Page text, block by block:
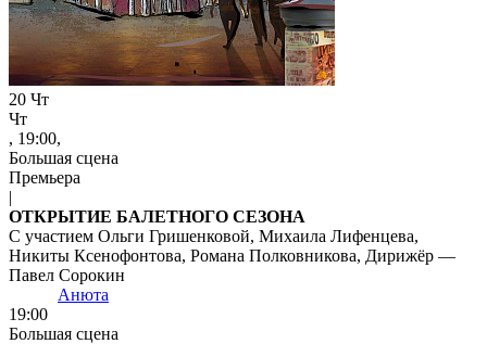
20 Чт
Чт
, 19:00,
Большая сцена
Премьера
|
ОТКРЫТИЕ БАЛЕТНОГО СЕЗОНА
С участием Ольги Гришенковой, Михаила Лифенцева,
Никиты Ксенофонтова, Романа Полковникова, Дирижёр —
Павел Сорокин
Анюта
19:00
Большая сцена